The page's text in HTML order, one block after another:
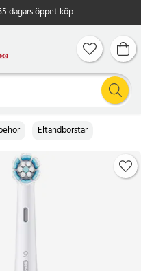
dagars öppet köp
Eltandborstar